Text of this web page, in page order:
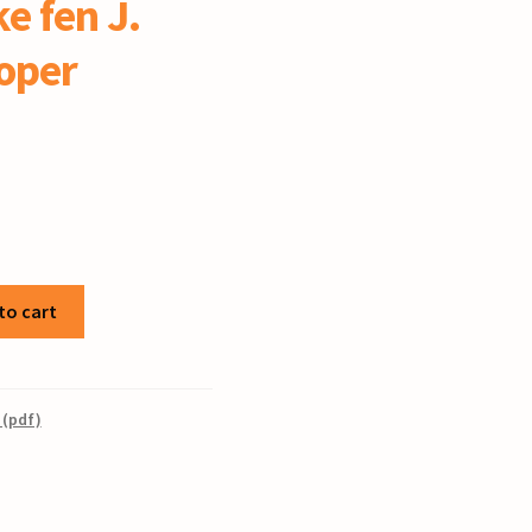
fen J.
cart
(pdf)